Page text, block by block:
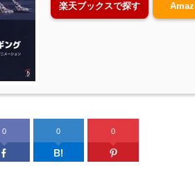
楽天ブックスで探す
Twitter
0
Facebook
0
はてなブックマーク
0